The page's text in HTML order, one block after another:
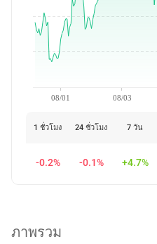
08/01 08/03
1 ชั่วโมง 24 ชั่วโมง 7 วัน
-0.2% -0.1% +4.7%
ภาพรวม